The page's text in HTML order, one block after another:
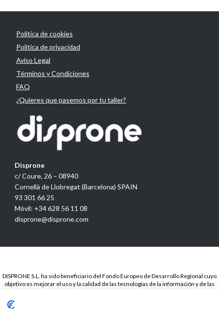
Política de cookies
Política de privacidad
Aviso Legal
Términos y Condiciones
FAQ
¿Quieres que pasemos por tu taller?
Disprone
c/ Coure, 26 – 08940
Cornellà de Llobregat (Barcelona) SPAIN
93 301 66 25
Móvil: +34 628 56 11 08
disprone@disprone.com
DISPRONE S.L. ha sido beneficiario del Fondo Europeo de Desarrollo Regional cuyo
objetivo es mejorar el uso y la calidad de las tecnologías de la información y de las
página propia.. Esta acción ha tenido lugar en el periodo de TICCámaras 2018. Para
ello ha contado con el apoyo del programa TICCámaras de la Cámara de Barcelona.